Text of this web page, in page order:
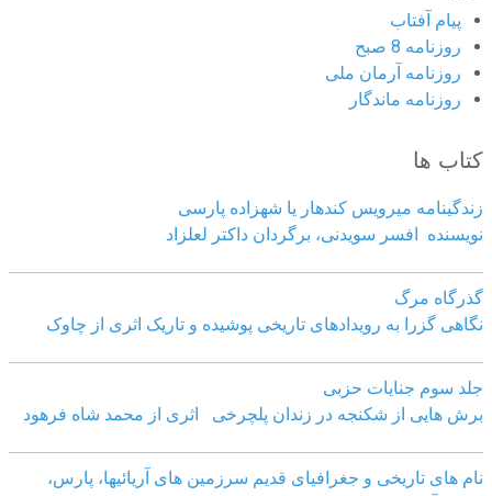
پیام آفتاب
روزنامه 8 صبح
روزنامه آرمان ملى
روزنامه ماندگار
کتاب ها
زندگینامه میرویس کندهار یا شهزاده پارسی
نویسنده افسر سویدنی، برگردان داکتر لعلزاد
گذرگاه مرگ
نگاهی گزرا به رویدادهای تاریخی پوشیده و تاریک اثری از چاوک
جلد سوم جنایات حزبی
برش هایی از شکنجه در زندان پلچرخی اثری از محمد شاه فرهود
نام های تاریخی و جغرافیای قدیم سرزمین های آریائیها، پارس،